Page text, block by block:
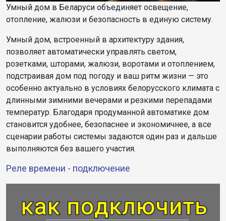
Умный дом в Беларуси объединяет освещение,
отопление, жалюзи и безопасность в единую систему.
Умный дом, встроенный в архитектуру здания,
позволяет автоматически управлять светом,
розетками, шторами, жалюзи, воротами и отоплением,
подстраивая дом под погоду и ваш ритм жизни — это
особенно актуально в условиях белорусского климата с
длинными зимними вечерами и резкими перепадами
температур. Благодаря продуманной автоматике дом
становится удобнее, безопаснее и экономичнее, а все
сценарии работы системы задаются один раз и дальше
выполняются без вашего участия.
Реле времени - подключение